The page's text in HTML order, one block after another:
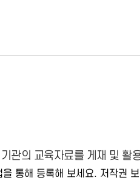
관의 교육자료를 게재 및 활
통해 등록해 보세요. 저작권